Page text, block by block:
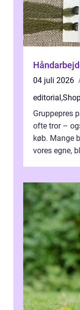
04 juli 2026
editorial,
Gruppepres
ofte tror –
køb. Mange
vores egne,